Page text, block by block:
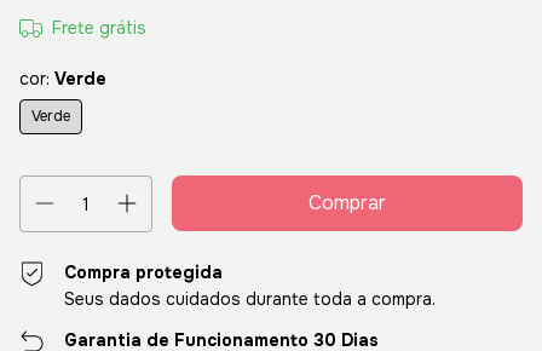
Frete grátis
cor: Verde
Verde
Compra protegida
Seus dados cuidados durante toda a compra.
Garantia de Funcionamento 30 Dias